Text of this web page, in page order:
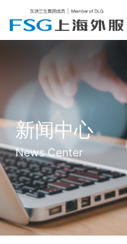
新闻中心
News Center